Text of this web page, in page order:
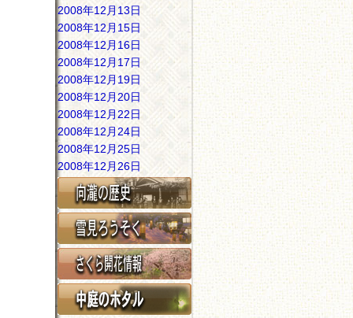
2008年12月13日
2008年12月15日
2008年12月16日
2008年12月17日
2008年12月19日
2008年12月20日
2008年12月22日
2008年12月24日
2008年12月25日
2008年12月26日